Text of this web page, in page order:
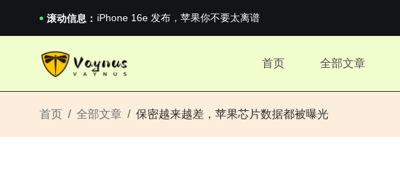
滚动信息： iPhone 16e 发布，苹果你不要太离谱
2026澳网男单收官：全满贯对上全满亚，德约...
iPhone 16e 发布，苹果你不要太离谱
首页 全部文章
首页 全部文章 保密越来越差，苹果芯片数据都被曝光